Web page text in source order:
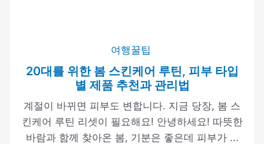
여행꿀팁
20대를 위한 봄 스킨케어 루틴, 피부 타입
별 제품 추천과 관리법
계절이 바뀌면 피부도 변합니다. 지금 당장, 봄 스
킨케어 루틴 리셋이 필요해요! 안녕하세요! 따뜻한
바람과 함께 찾아온 봄, 기분은 좋은데 피부가 ...